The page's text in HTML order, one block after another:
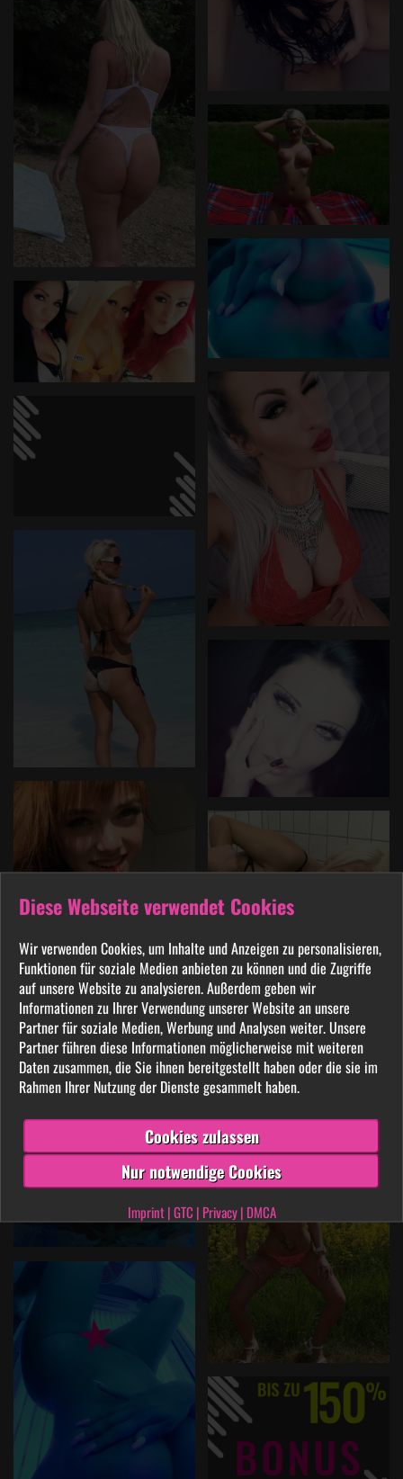
Diese Webseite verwendet Cookies
Wir verwenden Cookies, um Inhalte und Anzeigen zu personalisieren,
Funktionen für soziale Medien anbieten zu können und die Zugriffe
auf unsere Website zu analysieren. Außerdem geben wir
Informationen zu Ihrer Verwendung unserer Website an unsere
Partner für soziale Medien, Werbung und Analysen weiter. Unsere
Partner führen diese Informationen möglicherweise mit weiteren
Daten zusammen, die Sie ihnen bereitgestellt haben oder die sie im
Rahmen Ihrer Nutzung der Dienste gesammelt haben.
Cookies zulassen
Nur notwendige Cookies
Imprint|GTC | Privacy| DMCA